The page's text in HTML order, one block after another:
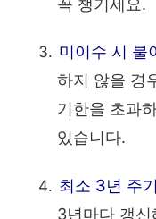
미이수 시 불
하지 않을 경
기한을 초과
있습니다.
최소 3년 주기
3년마다 갱